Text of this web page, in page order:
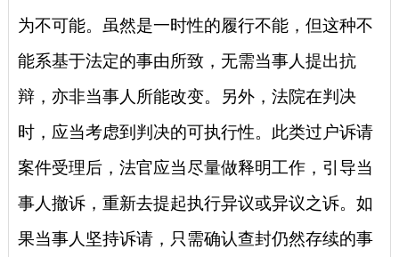
为不可能。虽然是一时性的履行不能，但这种不
能系基于法定的事由所致，无需当事人提出抗
辩，亦非当事人所能改变。另外，法院在判决
时，应当考虑到判决的可执行性。此类过户诉请
案件受理后，法官应当尽量做释明工作，引导当
事人撤诉，重新去提起执行异议或异议之诉。如
果当事人坚持诉请，只需确认查封仍然存续的事